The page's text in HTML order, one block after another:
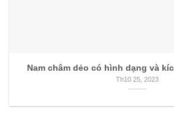
Nam châm dẻo có hình dạng và
Th10 25, 2023